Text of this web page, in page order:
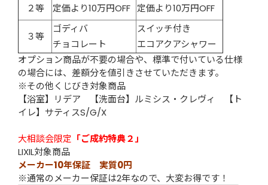
２等
定価より10万円OFF 定価より10万円OFF
３等
ゴディバ
チョコレート
スイッチ付き
エコアクアシャワー
オプション商品が不要の場合や、標準で付いている仕様
の場合には、差額分を値引きさせていただきます。
※その他くじびき対象商品
【浴室】リデア 【洗面台】ルミシス・クレヴィ 【ト
イレ】サティスS/G/X
大相談会限定 「ご成約特典２」
LIXIL対象商品
メーカー10年保証 実質0円
※通常のメーカー保証は2年なので、大変お得です！